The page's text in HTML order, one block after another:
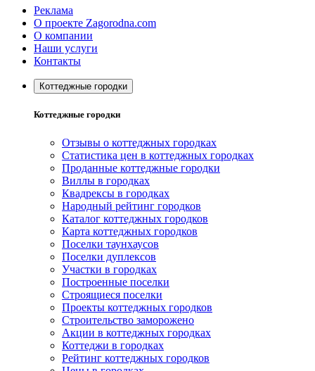
Реклама
О проекте Zagorodna.com
О компании
Наши услуги
Контакты
Коттеджные городки
Коттеджные городки
Отзывы о коттеджных городках
Статистика цен в коттеджных городках
Проданные коттеджные городки
Виллы в городках
Квадрексы в городках
Народный рейтинг городков
Каталог коттеджных городков
Карта коттеджных городков
Поселки таунхаусов
Поселки дуплексов
Участки в городках
Построенные поселки
Строящиеся поселки
Проекты коттеджных городков
Строительство заморожено
Акции в коттеджных городках
Коттеджи в городках
Рейтинг коттеджных городков